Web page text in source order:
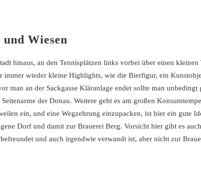
Wiesen
hinaus, an den Tennisplätzen links vorbei über einen
immer wieder kleine Highlights, wie die Bierfigur, ein
man an der Sackgasse Kläranlage endet sollte man
der Donau. Weitere geht es am großen
ein, und eine Wegzehrung einzupacken, ist hier ein gute
Dorf und damit zur Brauerei Berg. Vorsicht hier gibt es
und auch irgendwie verwandt ist, aber nicht zur